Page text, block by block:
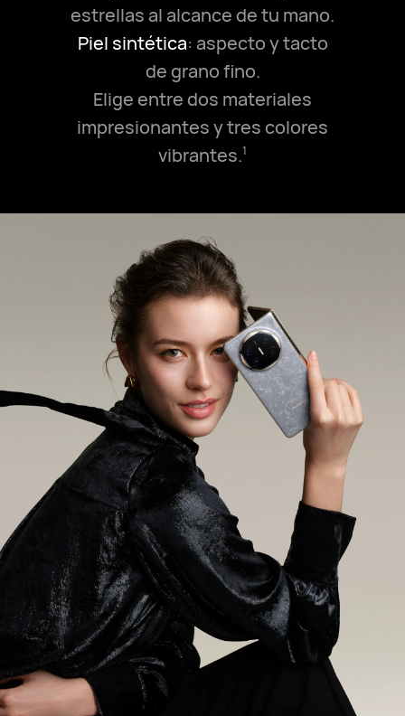
estrellas al alcance de tu mano.
Piel sintética: aspecto y tacto
de grano fino.
Elige entre dos materiales
impresionantes y tres colores
vibrantes.1